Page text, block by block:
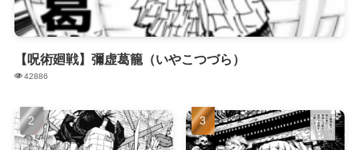
【呪術廻戦】彌虚葛籠（いやこつづら）
42886